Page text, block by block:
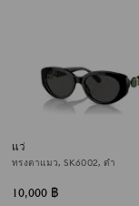
แว่นกันแดด
ทรงตาแมว, SK6002, ดำ
10,000 ฿